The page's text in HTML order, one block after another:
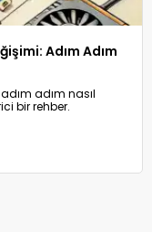
Adım Adım
adım nasıl
bir rehber.